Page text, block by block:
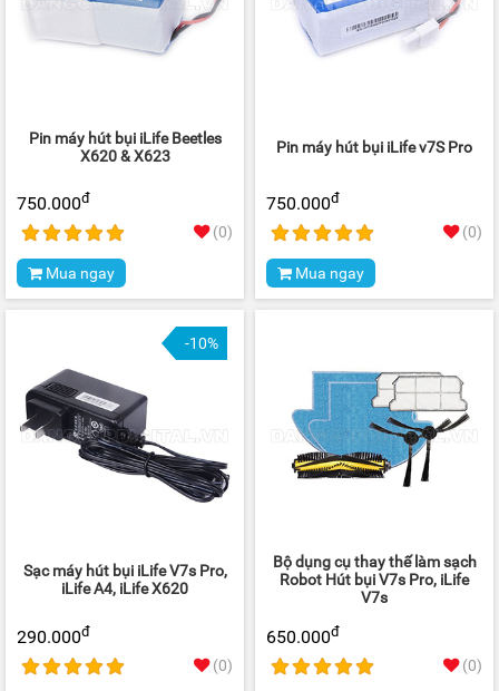
Pin máy hút bụi iLife Beetles
X620 & X623
750.000đ
(0)
Mua ngay
Pin máy hút bụi iLife v7S Pro
750.000đ
(0)
Mua ngay
-10%
Sạc máy hút bụi iLife V7s Pro,
iLife A4, iLife X620
290.000đ
(0)
Bộ dụng cụ thay thế làm sạch
Robot Hút bụi V7s Pro, iLife
V7s
650.000đ
(0)